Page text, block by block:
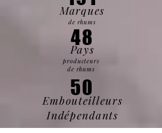
Marques
de rhums
48
Pays
producteurs
de rhums
Embouteilleurs
Indépendants
50